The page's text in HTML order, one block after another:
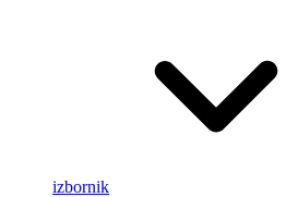
izbornik